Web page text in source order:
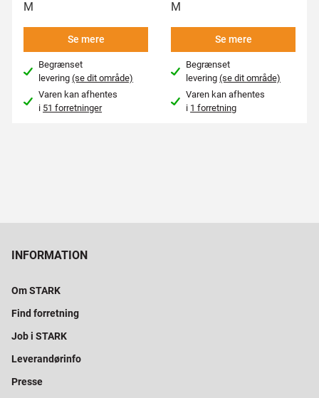
M
Se mere
Begrænset
levering(se dit område)
Varen kan afhentes
i 51 forretninger
M
Se mere
Begrænset
levering(se dit område)
Varen kan afhentes
i 1 forretning
INFORMATION
Om STARK
Find forretning
Job i STARK
Leverandørinfo
Presse